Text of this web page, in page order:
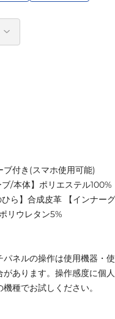
付き(スマホ使用可能)
/本体】ポリエステル100%
ら】合成皮革 【インナー
リウレタン5%
ネルの操作は使用機器・
があります。操作感度に個
種でお試しください。